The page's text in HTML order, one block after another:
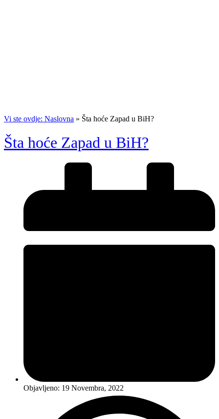
Vi ste ovdje: Naslovna » Šta hoće Zapad u BiH?
Šta hoće Zapad u BiH?
Objavljeno: 19 Novembra, 2022